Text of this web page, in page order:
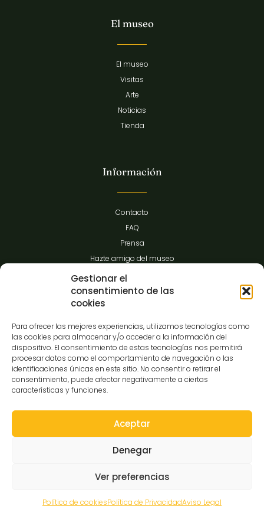
Gestionar el
consentimiento de las
cookies
Para ofrecer las mejores experiencias, utilizamos tecnologías como
las cookies para almacenar y/o acceder a la información del
dispositivo. El consentimiento de estas tecnologías nos permitirá
procesar datos como el comportamiento de navegación o las
identificaciones únicas en este sitio. No consentir o retirar el
consentimiento, puede afectar negativamente a ciertas
características y funciones.
Aceptar
Denegar
Ver preferencias
Política de cookiesPolítica de PrivacidadAviso Legal
El museo
El museo
Visitas
Arte
Noticias
Tienda
Información
Contacto
FAQ
Prensa
Hazte amigo del museo
Transparencia
C/Gibraltar,14
37008-Salamanca
Política de Privacidad